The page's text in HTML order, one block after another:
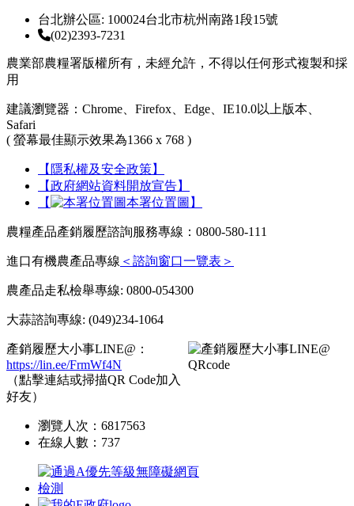
台北辦公區: 100024台北市杭州南路1段15號
(02)2393-7231
農業部農糧署版權所有，未經允許，不得以任何形式複製和採
用
建議瀏覽器：Chrome、Firefox、Edge、IE10.0以上版本、
Safari
( 螢幕最佳顯示效果為1366 x 768 )
【隱私權及安全政策】
【政府網站資料開放宣告】
【
本署位置圖】
農糧產品產銷履歷諮詢服務專線：0800-580-111
進口有機農產品專線 ＜諮詢窗口一覽表＞
農產品走私檢舉專線: 0800-054300
大蒜諮詢專線: (049)234-1064
產銷履歷大小事LINE@：
https://lin.ee/FrmWf4N
（點擊連結或掃描QR Code加入
好友）
瀏覽人次： 6817563
在線人數： 737